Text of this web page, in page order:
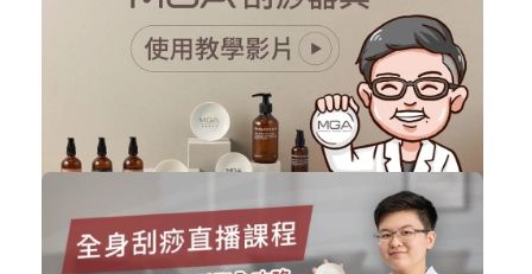
學員專屬-線上痧圖分析平台(限2022年...
刮痧實體課程
購買後有效期限：課程下架時
16154
595
MGA產品使用教學影片
刮痧商品 立即加入